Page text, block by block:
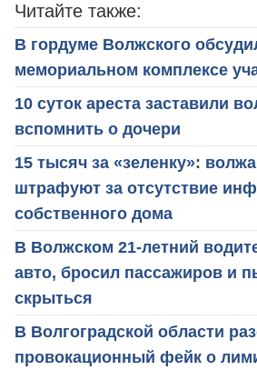
Читайте также:
В гордуме Волжского
мемориальном комплексе
10 суток ареста заставили
вспомнить о дочери
15 тысяч за «зеленку»:
штрафуют за отсутствие
собственного дома
В Волжском 21-летний
авто, бросил пассажиров и
скрыться
В Волгоградской области
провокационный фейк о